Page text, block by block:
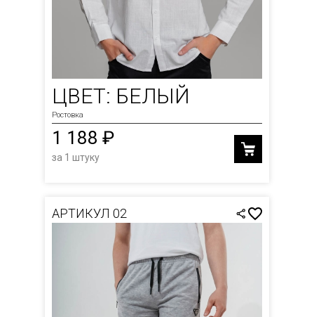
ЦВЕТ: БЕЛЫЙ
Ростовка
1 188 ₽
за 1 штуку
АРТИКУЛ 02